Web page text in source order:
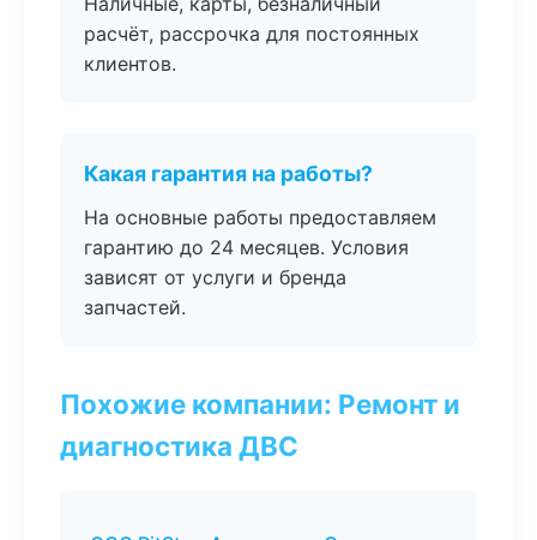
расчёт, рассрочка для постоянных
клиентов.
Какая гарантия на работы?
На основные работы предоставляем
гарантию до 24 месяцев. Условия
зависят от услуги и бренда
запчастей.
Похожие компании: Ремонт и
диагностика ДВС